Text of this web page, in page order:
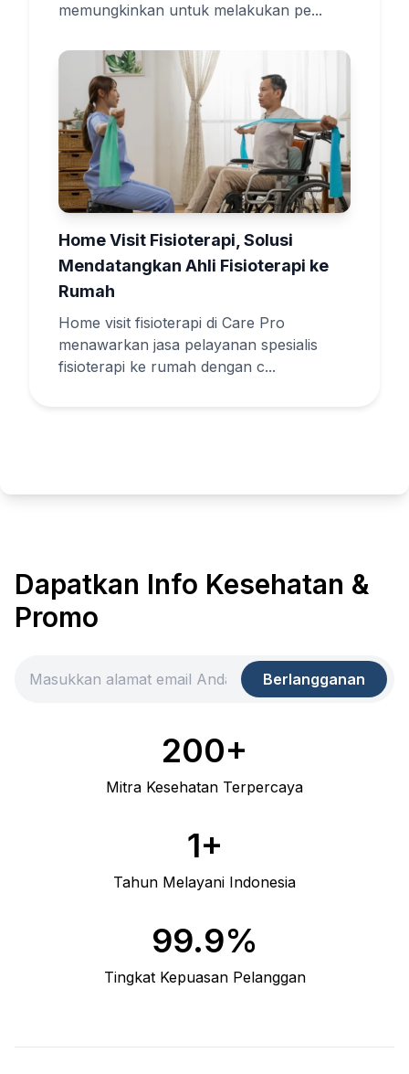
memungkinkan untuk melakukan pe...
Home Visit Fisioterapi, Solusi
Mendatangkan Ahli Fisioterapi ke
Rumah
Home visit fisioterapi di Care Pro
menawarkan jasa pelayanan spesialis
fisioterapi ke rumah dengan c...
Dapatkan Info Kesehatan &
Promo
Berlangganan
200+
Mitra Kesehatan Terpercaya
1+
Tahun Melayani Indonesia
99.9%
Tingkat Kepuasan Pelanggan